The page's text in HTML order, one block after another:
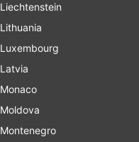
Liechtenstein
Lithuania
Luxembourg
Latvia
Monaco
Moldova
Montenegro